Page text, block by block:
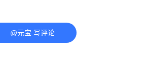
@元宝 写评论